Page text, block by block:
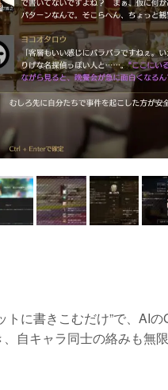
トに書きこむだけ”で、AI
自キャラ同士の絡みも無